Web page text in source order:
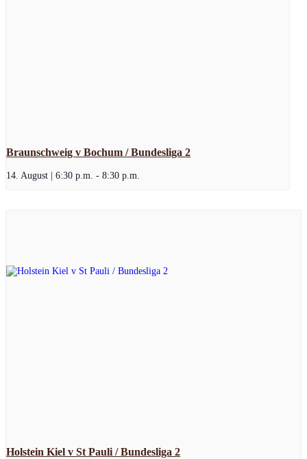
Braunschweig v Bochum / Bundesliga 2
14. August | 6:30 p.m. - 8:30 p.m.
Holstein Kiel v St Pauli / Bundesliga 2